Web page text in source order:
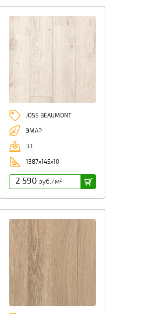
JOSS BEAUMONT
ЭМАР
33
1387x145x10
2 590руб./м2